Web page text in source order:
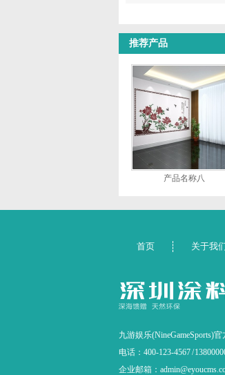
推荐产品
产品名称八
首页 关于我
九游娱乐(NineGameSports)
电话：400-123-4567 /
企业邮箱：